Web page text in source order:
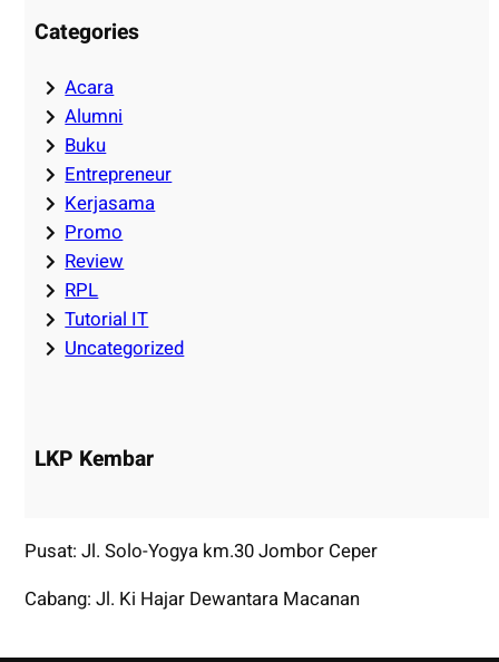
Categories
Acara
Alumni
Buku
Entrepreneur
Kerjasama
Promo
Review
RPL
Tutorial IT
Uncategorized
LKP Kembar
Pusat: Jl. Solo-Yogya km.30 Jombor Ceper
Cabang: Jl. Ki Hajar Dewantara Macanan